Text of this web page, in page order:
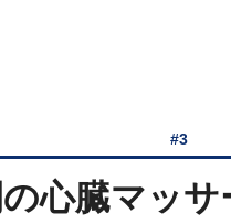
#3
心臓マッサ